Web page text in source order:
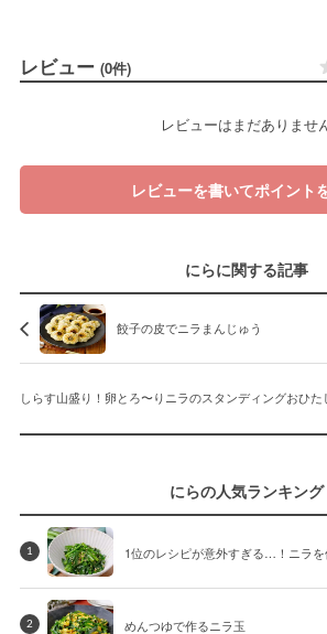
レビュー (0件)
レビューはまだありませ
レビューを書いてポイント
にらに関する記事
餃子の皮でニラまんじゅう
しらす山盛り！卵とろ〜りニラのスタンディングおひた
にらの人気ランキング
1 1位のレシピが意外すぎる…！ニラ
2 めんつゆで作るニラ玉